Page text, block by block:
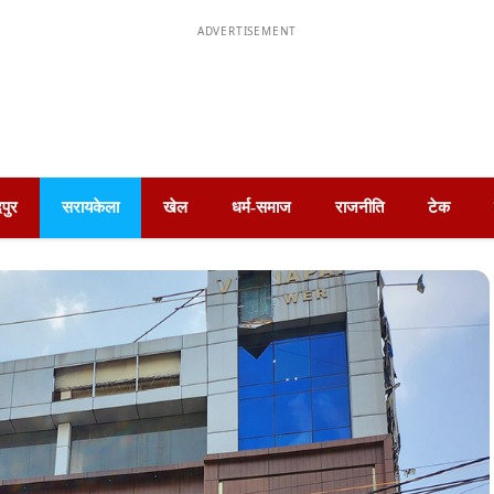
ADVERTISEMENT
सरायकेला खेल धर्म-समाज राजनीति टेक
दशरथ गागराई ने मिट्टी मुरुम सड़क